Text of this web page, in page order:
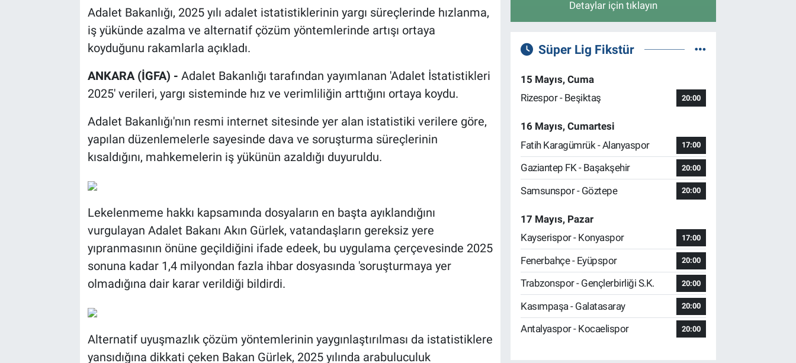
Adalet Bakanlığı, 2025 yılı adalet istatistiklerinin yargı süreçlerinde hızlanma,
iş yükünde azalma ve alternatif çözüm yöntemlerinde artışı ortaya
koyduğunu rakamlarla açıkladı.
ANKARA (İGFA) - Adalet Bakanlığı tarafından yayımlanan 'Adalet İstatistikleri
2025' verileri, yargı sisteminde hız ve verimliliğin arttığını ortaya koydu.
Adalet Bakanlığı'nın resmi internet sitesinde yer alan istatistiki verilere göre,
yapılan düzenlemelerle sayesinde dava ve soruşturma süreçlerinin
kısaldığını, mahkemelerin iş yükünün azaldığı duyuruldu.
Lekelenmeme hakkı kapsamında dosyaların en başta ayıklandığını
vurgulayan Adalet Bakanı Akın Gürlek, vatandaşların gereksiz yere
yıpranmasının önüne geçildiğini ifade edeek, bu uygulama çerçevesinde 2025
sonuna kadar 1,4 milyondan fazla ihbar dosyasında 'soruşturmaya yer
olmadığına dair karar verildiği bildirdi.
Alternatif uyuşmazlık çözüm yöntemlerinin yaygınlaştırılması da istatistiklere
yansıdığına dikkati çeken Bakan Gürlek, 2025 yılında arabuluculuk
Detaylar için tıklayın
Süper Lig Fikstür
15 Mayıs, Cuma
Rizespor - Beşiktaş
20:00
16 Mayıs, Cumartesi
Fatih Karagümrük - Alanyaspor
17:00
Gaziantep FK - Başakşehir 20:00
Samsunspor - Göztepe 20:00
17 Mayıs, Pazar
Kayserispor - Konyaspor
17:00
Fenerbahçe - Eyüpspor 20:00
Trabzonspor - Gençlerbirliği S.K. 20:00
Kasımpaşa - Galatasaray 20:00
Antalyaspor - Kocaelispor 20:00